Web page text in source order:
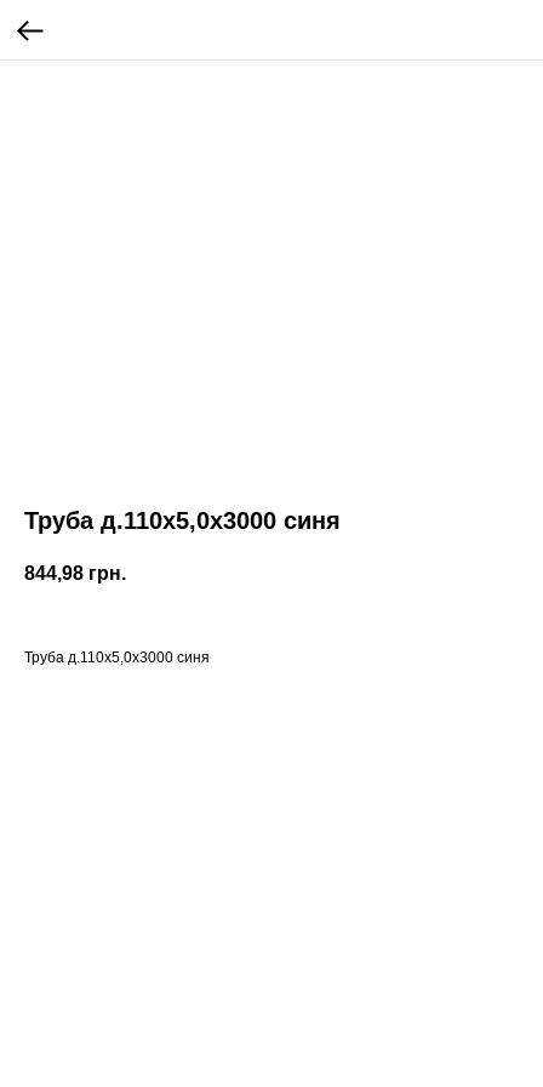
Труба д.110х5,0х3000 синя
844,98 грн.
Труба д.110х5,0х3000 синя